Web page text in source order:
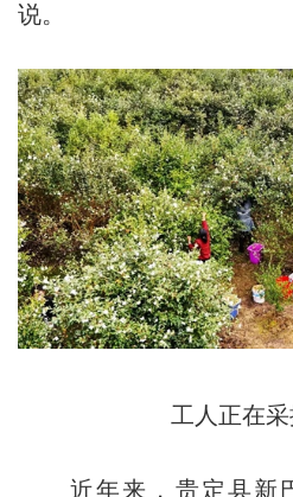
说。
工人正在
近年来，贵定县新